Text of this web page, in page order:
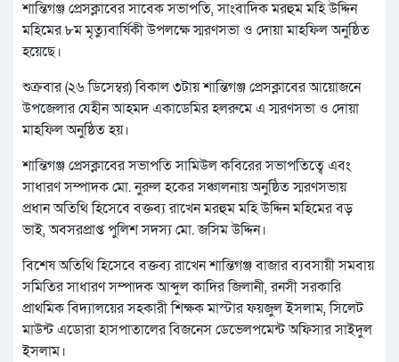
শান্তিগঞ্জ প্রেসক্লাবের সাবেক সভাপতি, সাংবাদিক মরহুম মহি উদ্দিন
মহিমের ৮ম মৃত্যুবার্ষিকী উপলক্ষে স্মরণসভা ও দোয়া মাহফিল অনুষ্ঠিত
হয়েছে।
শুক্রবার (২৬ ডিসেম্বর) বিকাল ৩টায় শান্তিগঞ্জ প্রেসক্লাবের আয়োজনে
উপজেলার যেহীন আহমদ একাডেমির হলরুমে এ স্মরণসভা ও দোয়া
মাহফিল অনুষ্ঠিত হয়।
শান্তিগঞ্জ প্রেসক্লাবের সভাপতি সামিউল কবিরের সভাপতিত্বে এবং
সাধারণ সম্পাদক মো. নুরুল হকের সঞ্চালনায় অনুষ্ঠিত স্মরণসভায়
প্রধান অতিথি হিসেবে বক্তব্য রাখেন মরহুম মহি উদ্দিন মহিমের বড়
ভাই, অবসরপ্রাপ্ত পুলিশ সদস্য মো. জসিম উদ্দিন।
বিশেষ অতিথি হিসেবে বক্তব্য রাখেন শান্তিগঞ্জ বাজার ব্যবসায়ী সমবায়
সমিতির সাধারণ সম্পাদক আব্দুল কাদির জিলানী, রনসী সরকারি
প্রাথমিক বিদ্যালয়ের সহকারী শিক্ষক মাস্টার ফয়জুল ইসলাম, সিলেট
মাউন্ট এডোরা হাসপাতালের বিজনেস ডেভেলপমেন্ট অফিসার সাইদুল
ইসলাম।